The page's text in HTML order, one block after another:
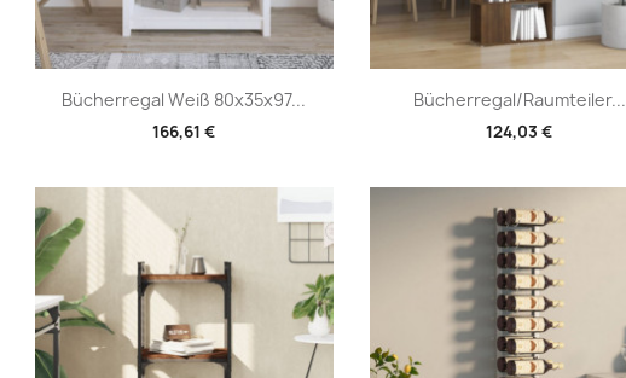
Bücherregal Weiß 80x35x97...
166,61 €
Vorschau Bücherregal/Raumteiler...
124,03 €
Vorschau